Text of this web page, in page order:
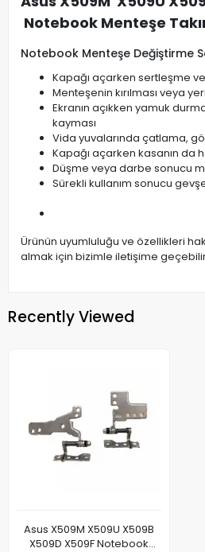
Notebook Menteşe
Notebook Menteşe Değiştirme
Kapağı açarken sertleşme
Menteşenin kırılması veya
Ekranın açıkken yamuk
kayması
Vida yuvalarında çatlama,
Kapağı açarken kasanın da
Düşme veya darbe sonucu
Sürekli kullanım sonucu
Ürünün uyumluluğu ve özellikleri
almak için bizimle iletişime
Recently Viewed
Asus X509M X509U X509B
X509D X509F Notebook